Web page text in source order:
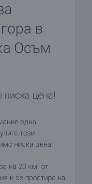
в
Осъм
ниска цена!
една
този
ниска цена!
на 20 км. от
и се простира на